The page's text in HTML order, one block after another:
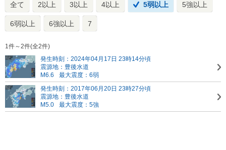
全て 2以上 3以上 4以上 5弱以上 5強以上
6弱以上 6強以上 7
1件～2件(全2件)
発生時刻：2024年04月17日 23時14分頃
震源地：豊後水道
M6.6
最大震度：6弱
発生時刻：2017年06月20日 23時27分頃
震源地：豊後水道
M5.0
最大震度：5強